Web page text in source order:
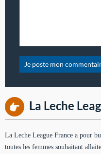
La Leche
La Leche League France a pour
toutes les femmes souhaitant